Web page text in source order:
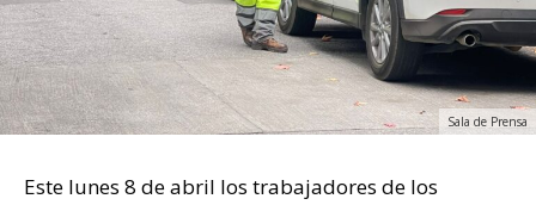
Sala de Prensa
Este lunes 8 de abril los trabajadores de los